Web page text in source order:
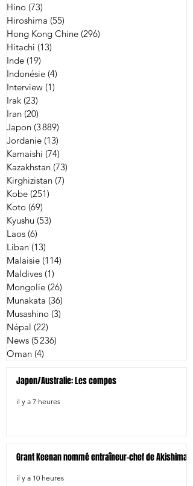
Hino (73)
Hiroshima (55)
Hong Kong Chine (296)
Hitachi (13)
Inde (19)
Indonésie (4)
Interview (1)
Irak (23)
Iran (20)
Japon (3 889)
Jordanie (13)
Kamaishi (74)
Kazakhstan (73)
Kirghizistan (7)
Kobe (251)
Koto (69)
Kyushu (53)
Laos (6)
Liban (13)
Malaisie (114)
Maldives (1)
Mongolie (26)
Munakata (36)
Musashino (3)
Népal (22)
News (5 236)
Oman (4)
Japon/Australie: Les compos
il y a 7 heures
Grant Keenan nommé entraîneur-chef de Akishima
il y a 10 heures